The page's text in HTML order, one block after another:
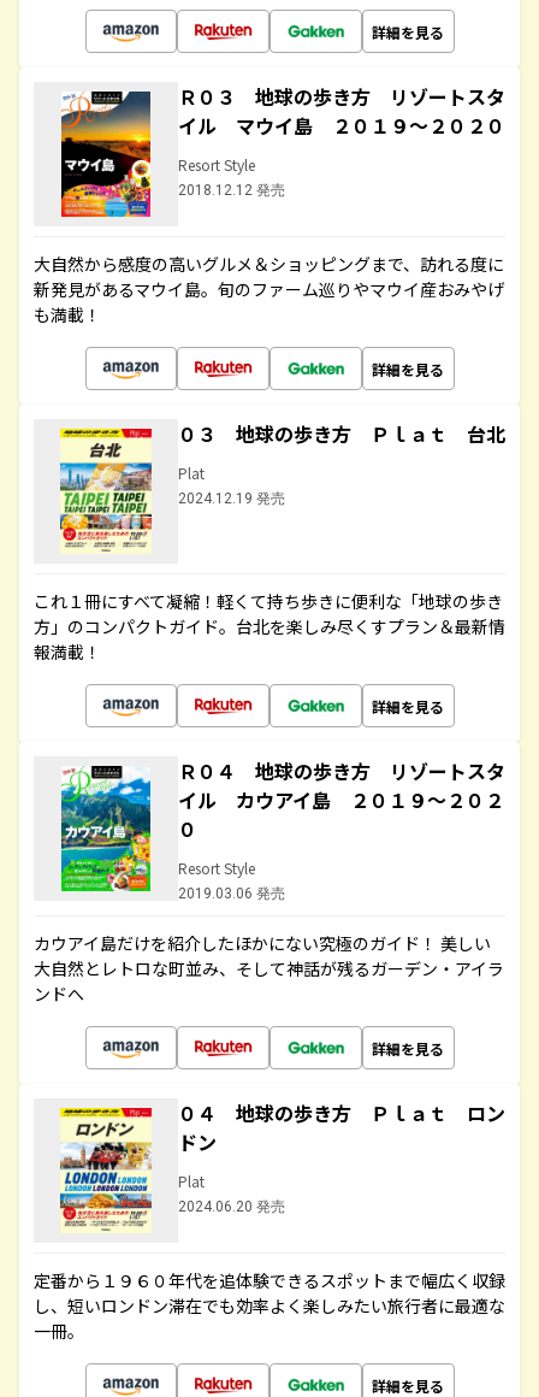
詳細を見る
Ｒ０３ 地球の歩き方 リゾートスタ
イル マウイ島 ２０１９～２０２０
Resort Style
2018.12.12 発売
大自然から感度の高いグルメ＆ショッピングまで、訪れる度に
新発見があるマウイ島。旬のファーム巡りやマウイ産おみやげ
も満載！
詳細を見る
０３ 地球の歩き方 Ｐｌａｔ 台北
Plat
2024.12.19 発売
これ１冊にすべて凝縮！軽くて持ち歩きに便利な「地球の歩き
方」のコンパクトガイド。台北を楽しみ尽くすプラン＆最新情
報満載！
詳細を見る
Ｒ０４ 地球の歩き方 リゾートスタ
イル カウアイ島 ２０１９～２０２
０
Resort Style
2019.03.06 発売
カウアイ島だけを紹介したほかにない究極のガイド！ 美しい
大自然とレトロな町並み、そして神話が残るガーデン・アイラ
ンドへ
詳細を見る
０４ 地球の歩き方 Ｐｌａｔ ロン
ドン
Plat
2024.06.20 発売
定番から１９６０年代を追体験できるスポットまで幅広く収録
し、短いロンドン滞在でも効率よく楽しみたい旅行者に最適な
一冊。
詳細を見る